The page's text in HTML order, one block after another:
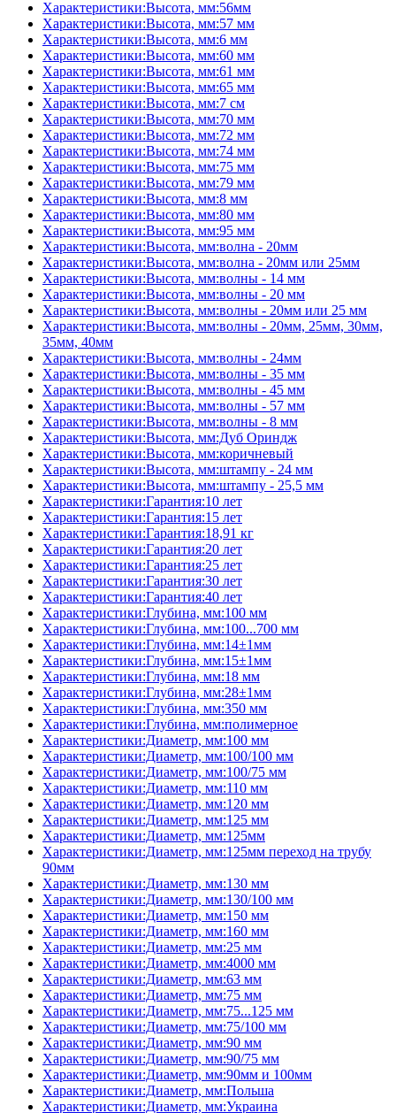
Характеристики:Высота, мм:56мм
Характеристики:Высота, мм:57 мм
Характеристики:Высота, мм:6 мм
Характеристики:Высота, мм:60 мм
Характеристики:Высота, мм:61 мм
Характеристики:Высота, мм:65 мм
Характеристики:Высота, мм:7 см
Характеристики:Высота, мм:70 мм
Характеристики:Высота, мм:72 мм
Характеристики:Высота, мм:74 мм
Характеристики:Высота, мм:75 мм
Характеристики:Высота, мм:79 мм
Характеристики:Высота, мм:8 мм
Характеристики:Высота, мм:80 мм
Характеристики:Высота, мм:95 мм
Характеристики:Высота, мм:волна - 20мм
Характеристики:Высота, мм:волна - 20мм или 25мм
Характеристики:Высота, мм:волны - 14 мм
Характеристики:Высота, мм:волны - 20 мм
Характеристики:Высота, мм:волны - 20мм или 25 мм
Характеристики:Высота, мм:волны - 20мм, 25мм, 30мм,
35мм, 40мм
Характеристики:Высота, мм:волны - 24мм
Характеристики:Высота, мм:волны - 35 мм
Характеристики:Высота, мм:волны - 45 мм
Характеристики:Высота, мм:волны - 57 мм
Характеристики:Высота, мм:волны - 8 мм
Характеристики:Высота, мм:Дуб Ориндж
Характеристики:Высота, мм:коричневый
Характеристики:Высота, мм:штампу - 24 мм
Характеристики:Высота, мм:штампу - 25,5 мм
Характеристики:Гарантия:10 лет
Характеристики:Гарантия:15 лет
Характеристики:Гарантия:18,91 кг
Характеристики:Гарантия:20 лет
Характеристики:Гарантия:25 лет
Характеристики:Гарантия:30 лет
Характеристики:Гарантия:40 лет
Характеристики:Глубина, мм:100 мм
Характеристики:Глубина, мм:100...700 мм
Характеристики:Глубина, мм:14±1мм
Характеристики:Глубина, мм:15±1мм
Характеристики:Глубина, мм:18 мм
Характеристики:Глубина, мм:28±1мм
Характеристики:Глубина, мм:350 мм
Характеристики:Глубина, мм:полимерное
Характеристики:Диаметр, мм:100 мм
Характеристики:Диаметр, мм:100/100 мм
Характеристики:Диаметр, мм:100/75 мм
Характеристики:Диаметр, мм:110 мм
Характеристики:Диаметр, мм:120 мм
Характеристики:Диаметр, мм:125 мм
Характеристики:Диаметр, мм:125мм
Характеристики:Диаметр, мм:125мм переход на трубу
90мм
Характеристики:Диаметр, мм:130 мм
Характеристики:Диаметр, мм:130/100 мм
Характеристики:Диаметр, мм:150 мм
Характеристики:Диаметр, мм:160 мм
Характеристики:Диаметр, мм:25 мм
Характеристики:Диаметр, мм:4000 мм
Характеристики:Диаметр, мм:63 мм
Характеристики:Диаметр, мм:75 мм
Характеристики:Диаметр, мм:75...125 мм
Характеристики:Диаметр, мм:75/100 мм
Характеристики:Диаметр, мм:90 мм
Характеристики:Диаметр, мм:90/75 мм
Характеристики:Диаметр, мм:90мм и 100мм
Характеристики:Диаметр, мм:Польша
Характеристики:Диаметр, мм:Украина